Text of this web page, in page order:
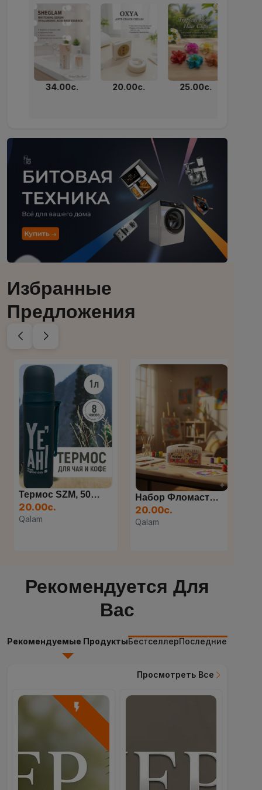
34.00с. 20.00с. 25.00с.
Избранные
Предложения
Термос SZM, 500 Мл
20.00с.
Qalam
Набор Фломастеров, 36 Цве...
20.00с.
Qalam
Рекомендуется Для
Вас
Рекомендуемые ПродуктыБестселлерПоследние
Просмотреть Все